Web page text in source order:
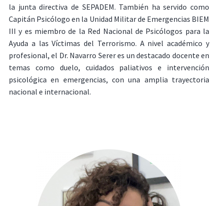
la junta directiva de SEPADEM. También ha servido como
Capitán Psicólogo en la Unidad Militar de Emergencias BIEM
III y es miembro de la Red Nacional de Psicólogos para la
Ayuda a las Víctimas del Terrorismo. A nivel académico y
profesional, el Dr. Navarro Serer es un destacado docente en
temas como duelo, cuidados paliativos e intervención
psicológica en emergencias, con una amplia trayectoria
nacional e internacional.